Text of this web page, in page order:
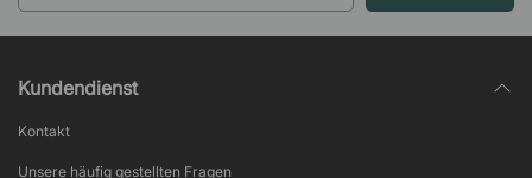
Kundendienst
Kontakt
Unsere häufig gestellten Fragen